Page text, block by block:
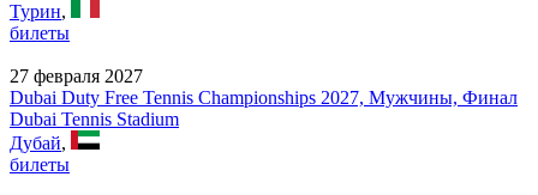
Турин,
билеты
27 февраля 2027
Dubai Duty Free Tennis Championships 2027, Мужчины, Финал
Dubai Tennis Stadium
Дубай,
билеты